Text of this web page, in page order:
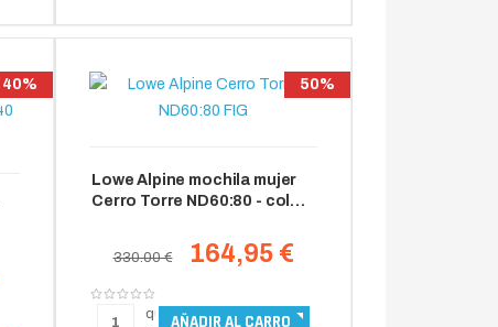
40% 50%
Lowe Alpine mochila mujer
Cerro Torre ND60:80 - color
330.00 € 164,95 €